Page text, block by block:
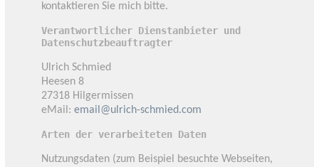
kontaktieren Sie mich bitte.
Verantwortlicher Dienstanbieter und
Datenschutzbeauftragter
Ulrich Schmied
Heesen 8
27318 Hilgermissen
eMail: email@ulrich-schmied.com
Arten der verarbeiteten Daten
Nutzungsdaten (zum Beispiel besuchte Webseiten,